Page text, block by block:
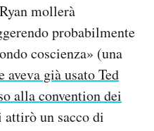
mollerà
probabilmente
coscienza» (una
aveva già usato Ted
alla convention dei
attirò un sacco di